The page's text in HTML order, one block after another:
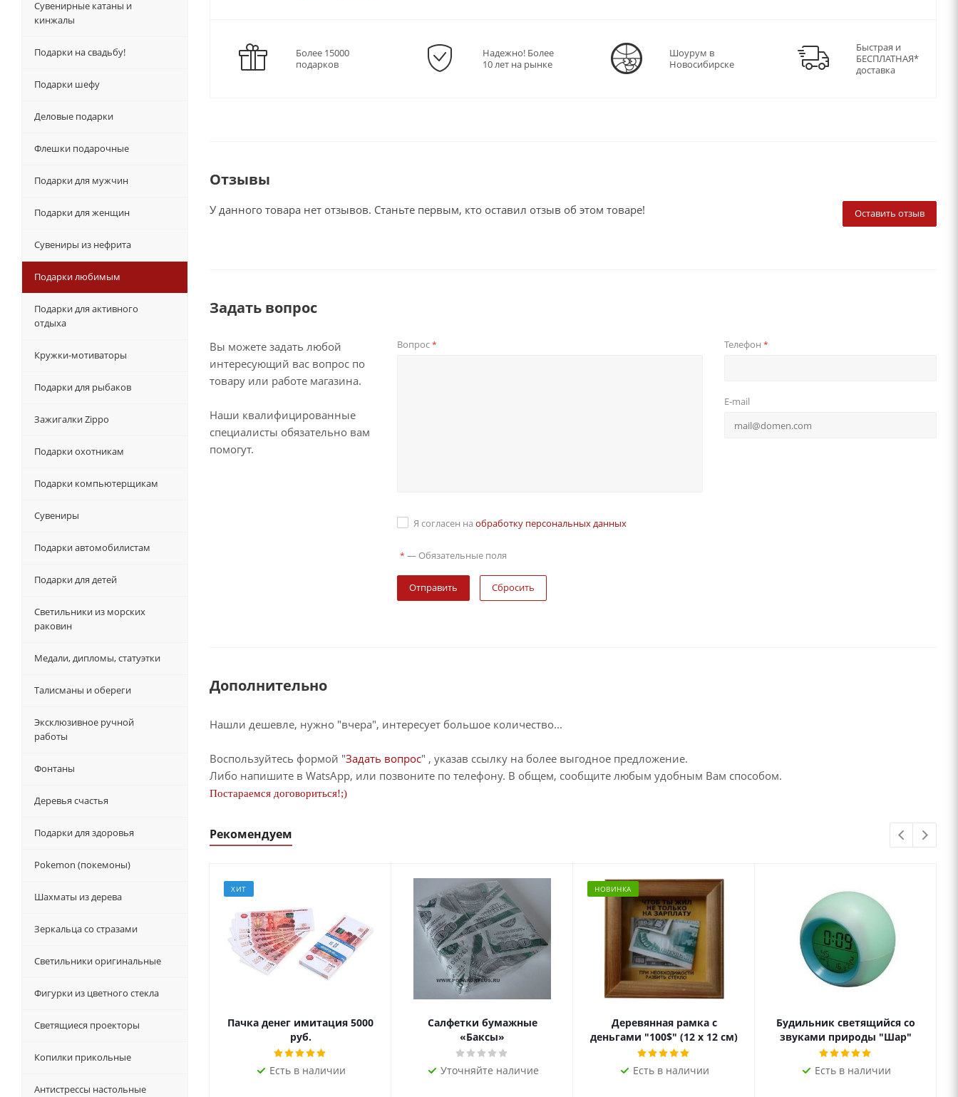
Более 15000
подарков
Надежно! Более
10 лет на рынке
Шоурум в
Новосибирске
Быстрая и
БЕСПЛАТНАЯ*
доставка
Отзывы
Оставить отзыв
У данного товара нет отзывов. Станьте первым, кто оставил отзыв об этом товаре!
Задать вопрос
Вы можете задать любой
интересующий вас вопрос по
товару или работе магазина.
Наши квалифицированные
специалисты обязательно вам
помогут.
Вопрос* Телефон *
E-mail
Я согласен на обработку персональных данных
* — Обязательные поля
Сбросить
Дополнительно
Нашли дешевле, нужно "вчера", интересует большое количество...
Воспользуйтесь формой "Задать вопрос" , указав ссылку на более выгодное предложение.
Либо напишите в WatsApp, или позвоните по телефону. В общем, сообщите любым удобным Вам способом.
Постараемся договориться!;)
Рекомендуем
ХИТ
Пачка денег имитация 5000
руб.
Есть в наличии
Салфетки бумажные
«Баксы»
Уточняйте наличие
НОВИНКА
Деревянная рамка с
деньгами "100$" (12 х 12 см)
Есть в наличии
Будильник светящийся со
звуками природы "Шар"
Есть в наличии
Сувенирные катаны и
кинжалы
Подарки на свадьбу!
Подарки шефу
Деловые подарки
Флешки подарочные
Подарки для мужчин
Подарки для женщин
Сувениры из нефрита
Подарки любимым
Подарки для активного
отдыха
Кружки-мотиваторы
Подарки для рыбаков
Зажигалки Zippo
Подарки охотникам
Подарки компьютерщикам
Сувениры
Подарки автомобилистам
Подарки для детей
Светильники из морских
раковин
Медали, дипломы, статуэтки
Талисманы и обереги
Эксклюзивное ручной
работы
Фонтаны
Деревья счастья
Подарки для здоровья
Pokemon (покемоны)
Шахматы из дерева
Зеркальца со стразами
Светильники оригинальные
Фигурки из цветного стекла
Светящиеся проекторы
Копилки прикольные
Антистрессы настольные